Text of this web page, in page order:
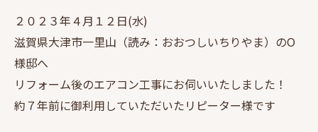
２０２３年４月１２日(水)
滋賀県大津市一里山（読み：おおつしいちりやま）のO
様邸へ
リフォーム後のエアコン工事にお伺いいたしました！
約７年前に御利用していただいたリピーター様です